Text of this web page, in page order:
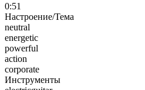
0:51
Настроение/Тема
neutral
energetic
powerful
action
corporate
Инструменты